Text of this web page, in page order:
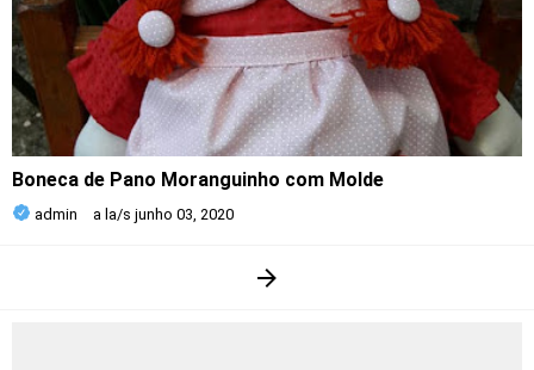
Boneca de Pano Moranguinho com Molde
admin a la/s junho 03, 2020